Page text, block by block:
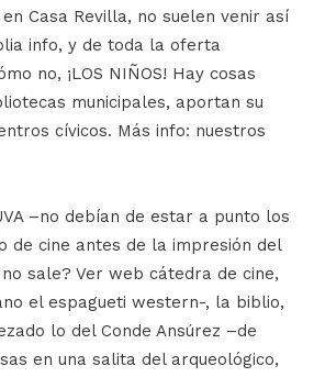
Casa Revilla, no suelen venir así
info, y de toda la oferta
no, ¡LOS NIÑOS! Hay cosas
municipales, aportan su
cívicos. Más info: nuestros
–no debían de estar a punto los
de cine antes de la impresión del
sale? Ver web cátedra de cine,
el espagueti western-, la biblio,
lo del Conde Ansúrez –de
en una salita del arqueológico,